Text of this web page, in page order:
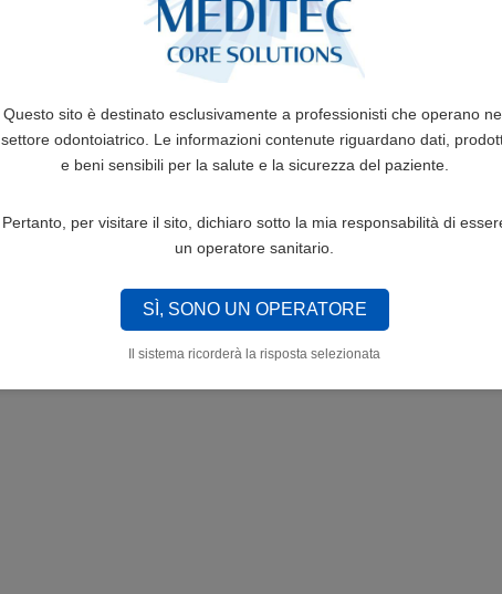
Questo sito è destinato esclusivamente a professionisti che operano
settore odontoiatrico. Le informazioni contenute riguardano dati,
e beni sensibili per la salute e la sicurezza del paziente.
Pertanto, per visitare il sito, dichiaro sotto la mia responsabilità di
un operatore sanitario.
SÌ, SONO UN OPERATORE
Il sistema ricorderà la risposta selezionata